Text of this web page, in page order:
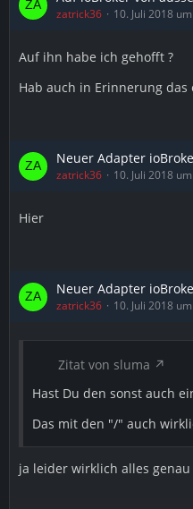
zatrick36 10. Juli 2018
Auf ihn habe ich gehofft ?
Hab auch in Erinnerung
Neuer Adapter
zatrick36 10. Juli 2018
Hier
Neuer Adapter
zatrick36 10. Juli 2018
Zitat von sluma
Hast Du den sonst auch
Das mit den "/" auch
ja leider wirklich alles genau